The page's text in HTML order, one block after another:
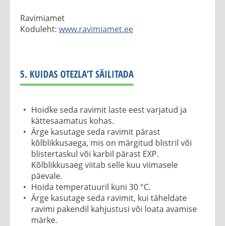
Ravimiamet
Koduleht: www.ravimiamet.ee
5. KUIDAS OTEZLA’T SÄILITADA
Hoidke seda ravimit laste eest varjatud ja
kättesaamatus kohas.
Ärge kasutage seda ravimit pärast
kõlblikkusaega, mis on märgitud blistril või
blistertaskul või karbil pärast EXP.
Kõlblikkusaeg viitab selle kuu viimasele
päevale.
Hoida temperatuuril kuni 30 °C.
Ärge kasutage seda ravimit, kui täheldate
ravimi pakendil kahjustusi või loata avamise
märke.